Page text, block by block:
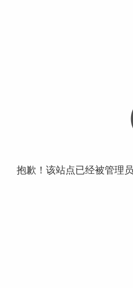
抱歉！该站点已经被管理